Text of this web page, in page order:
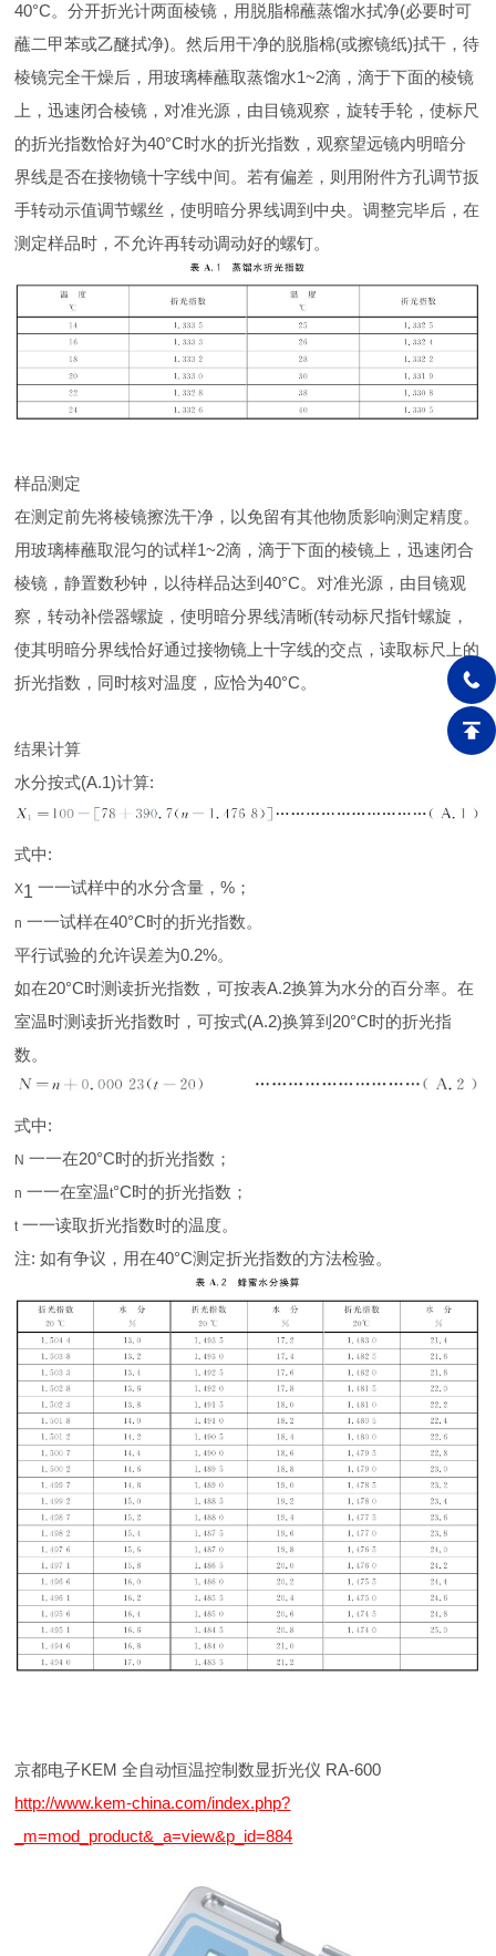
40°C。分开折光计两面棱镜，用脱脂棉蘸蒸馏水拭净(必要时可
蘸二甲苯或乙醚拭净)。然后用干净的脱脂棉(或擦镜纸)拭干，待
棱镜完全干燥后，用玻璃棒蘸取蒸馏水1~2滴，滴于下面的棱镜
上，迅速闭合棱镜，对准光源，由目镜观察，旋转手轮，使标尺
的折光指数恰好为40°C时水的折光指数，观察望远镜内明暗分
界线是否在接物镜十字线中间。若有偏差，则用附件方孔调节扳
手转动示值调节螺丝，使明暗分界线调到中央。调整完毕后，在
测定样品时，不允许再转动调动好的螺钉。
样品测定
在测定前先将棱镜擦洗干净，以免留有其他物质影响测定精度。
用玻璃棒蘸取混匀的试样1~2滴，滴于下面的棱镜上，迅速闭合
棱镜，静置数秒钟，以待样品达到40°C。对准光源，由目镜观
察，转动补偿器螺旋，使明暗分界线清晰(转动标尺指针螺旋，
使其明暗分界线恰好通过接物镜上十字线的交点，读取标尺上的
折光指数，同时核对温度，应恰为40°C。
结果计算
水分按式(A.1)计算:
式中:
X1 一一试样中的水分含量，%；
n 一一试样在40°C时的折光指数。
平行试验的允许误差为0.2%。
如在20°C时测读折光指数，可按表A.2换算为水分的百分率。在
室温时测读折光指数时，可按式(A.2)换算到20°C时的折光指
数。
式中:
N 一一在20°C时的折光指数；
n 一一在室温t°C时的折光指数；
t 一一读取折光指数时的温度。
注: 如有争议，用在40°C测定折光指数的方法检验。
京都电子KEM 全自动恒温控制数显折光仪 RA-600
http://www.kem-china.com/index.php?
_m=mod_product&_a=view&p_id=884